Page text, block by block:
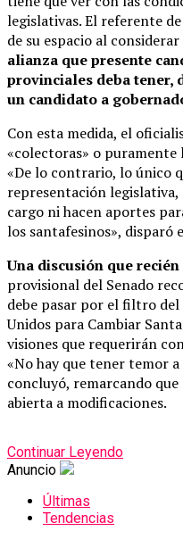
legislativas. El referente
de su espacio al
alianza que presente
provinciales deba tener,
un candidato a
Con esta medida, el
«colectoras» o puramente
«De lo contrario, lo único
representación legislativa,
cargo ni hacen aportes
los santafesinos», disparó
Una discusión que
provisional del Senado
debe pasar por el filtro
Unidos para Cambiar
visiones que requerirán
«No hay que tener temor
concluyó, remarcando
abierta a modificaciones.
Continuar Leyendo
Anuncio
Últimas
Tendencias